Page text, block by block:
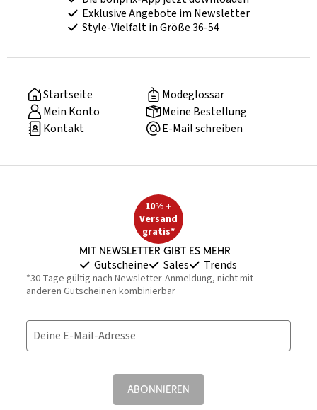
Exklusive Angebote im Newsletter
Style-Vielfalt in Größe 36-54
Startseite
Modeglossar
Mein Konto
Meine Bestellung
Kontakt
E-Mail schreiben
10% +
Versand
gratis*
Mit Newsletter gibt es mehr
Gutscheine Sales Trends
*30 Tage gültig nach Newsletter-Anmeldung, nicht mit
anderen Gutscheinen kombinierbar
Deine E-Mail-Adresse
ABONNIEREN